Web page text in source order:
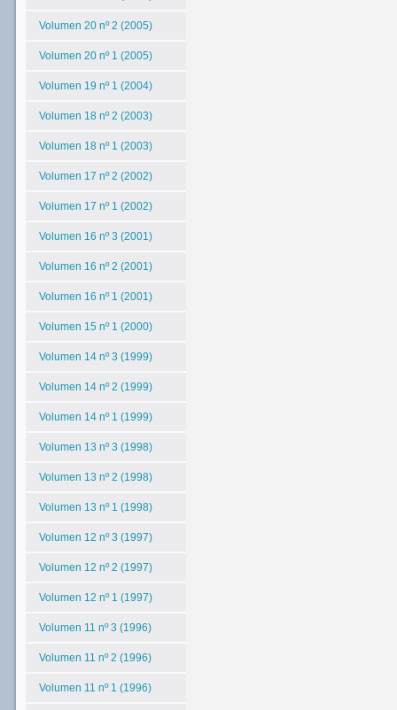
Volumen 20 nº 2 (2005)
Volumen 20 nº 1 (2005)
Volumen 19 nº 1 (2004)
Volumen 18 nº 2 (2003)
Volumen 18 nº 1 (2003)
Volumen 17 nº 2 (2002)
Volumen 17 nº 1 (2002)
Volumen 16 nº 3 (2001)
Volumen 16 nº 2 (2001)
Volumen 16 nº 1 (2001)
Volumen 15 nº 1 (2000)
Volumen 14 nº 3 (1999)
Volumen 14 nº 2 (1999)
Volumen 14 nº 1 (1999)
Volumen 13 nº 3 (1998)
Volumen 13 nº 2 (1998)
Volumen 13 nº 1 (1998)
Volumen 12 nº 3 (1997)
Volumen 12 nº 2 (1997)
Volumen 12 nº 1 (1997)
Volumen 11 nº 3 (1996)
Volumen 11 nº 2 (1996)
Volumen 11 nº 1 (1996)